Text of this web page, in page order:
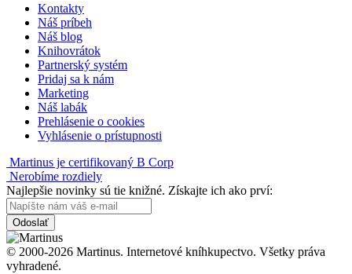
Kontakty
Náš príbeh
Náš blog
Knihovrátok
Partnerský systém
Pridaj sa k nám
Marketing
Náš labák
Prehlásenie o cookies
Vyhlásenie o prístupnosti
Martinus je certifikovaný B Corp
Nerobíme rozdiely
Najlepšie novinky sú tie knižné. Získajte ich ako prví:
Odoslať
© 2000-2026 Martinus. Internetové kníhkupectvo. Všetky práva
vyhradené.